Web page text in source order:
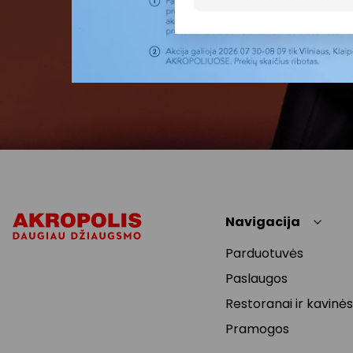
Navigacija
Parduotuvės
Paslaugos
Restoranai ir kavinės
Pramogos